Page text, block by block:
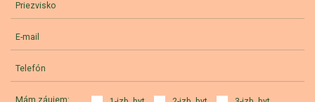
Priezvisko
E-mail
Telefón